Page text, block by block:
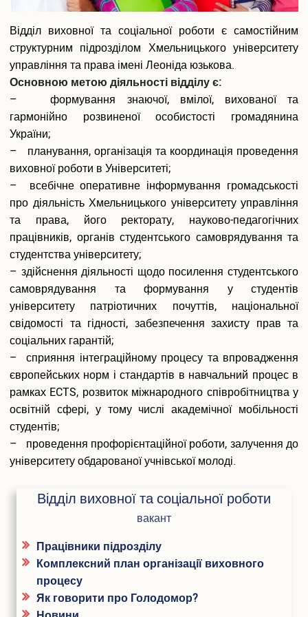
Вакантні посади
Внутрішня система забезпечення якості освіти
Етика, академічна доброчесність та антикорупційна
політика
Гендерна політика Університету
Газета ХУУП імені Леоніда Юзькова GAUDEAMUS
Меморіал пам'яті
Безпека освітнього середовища
Фотогалерея
Відеогалерея
Вступнику
Приймальна комісія
Відомості про провадження освітньої діяльності
Правила прийому в ХУУП імені Леоніда Юзькова
Кількість бюджетних місць регіонального замовлення
Переваги університету
Вартість навчання на контрактній основі
Освітні програми
Подача електронної заяви
Поновлення та переведення на навчання
Реєстраціія електронного кабіінету для вступу на
магістратуру
Інформація про вступ до аспірантури і докторантури
Програми вступних випробувань
Співбесіда
Рейтингові списки
Захист персональних даних
Ваучер на навчання від центру зайнятості
Військова кафедра
Проживання студентів
Освіта іноземних студентів
Студенту
Освітній процес
Навчальні плани
Відділ виховної та соціальної роботи є самостійним
структурним підрозділом Хмельницького університету
управління та права імені Леоніда юзькова.
Основною метою діяльності відділу є:
– формування знаючої, вмілої, вихованої та
гармонійно розвиненої особистості громадянина
України;
– планування, організація та координація проведення
виховної роботи в Університеті;
– всебічне оперативне інформування громадськості
про діяльність Хмельницького університету управління
та права, його ректорату, науково-педагогічних
працівників, органів студентського самоврядування та
студентства університету;
– здійснення діяльності щодо посилення студентського
самоврядування та формування у студентів
університету патріотичних почуттів, національної
свідомості та гідності, забезпечення захисту прав та
соціальних гарантій;
– сприяння інтеграційному процесу та впровадження
європейських норм і стандартів в навчальний процес в
рамках ECTS, розвиток міжнародного співробітництва у
освітній сфері, у тому числі академічної мобільності
студентів;
– проведення профорієнтаційної роботи, залучення до
університету обдарованої учнівської молоді.
Відділ виховної та соціальної роботи
вакант
Працівники підрозділу
Комплексний план організації виховного
процесу
Як говорити про Голодомор?